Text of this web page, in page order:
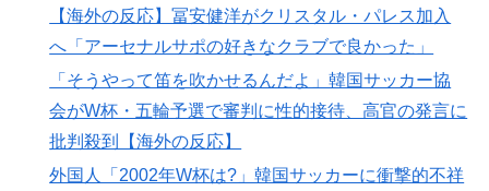
外国人「2002年W杯は?」韓国サッカーに衝撃的不祥
【海外の反応】
▶
韓国人「韓国サッカー協会W杯予選で外国人審判に性接
待したことが発覚！」
【海外の反応】冨安健洋がクリスタル・パレス加入
へ「アーセナルサポの好きなクラブで良かった」
「そうやって笛を吹かせるんだよ」韓国サッカー協
会がW杯・五輪予選で審判に性的接待、高官の発言に
批判殺到【海外の反応】
外国人「2002年W杯は?」韓国サッカーに衝撃的不祥